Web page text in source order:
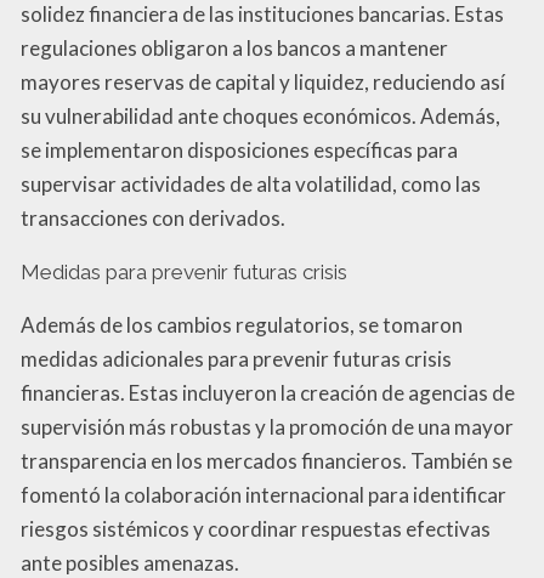
solidez financiera de las instituciones bancarias. Estas
regulaciones obligaron a los bancos a mantener
mayores reservas de capital y liquidez, reduciendo así
su vulnerabilidad ante choques económicos. Además,
se implementaron disposiciones específicas para
supervisar actividades de alta volatilidad, como las
transacciones con derivados.
Medidas para prevenir futuras crisis
Además de los cambios regulatorios, se tomaron
medidas adicionales para prevenir futuras crisis
financieras. Estas incluyeron la creación de agencias de
supervisión más robustas y la promoción de una mayor
transparencia en los mercados financieros. También se
fomentó la colaboración internacional para identificar
riesgos sistémicos y coordinar respuestas efectivas
ante posibles amenazas.